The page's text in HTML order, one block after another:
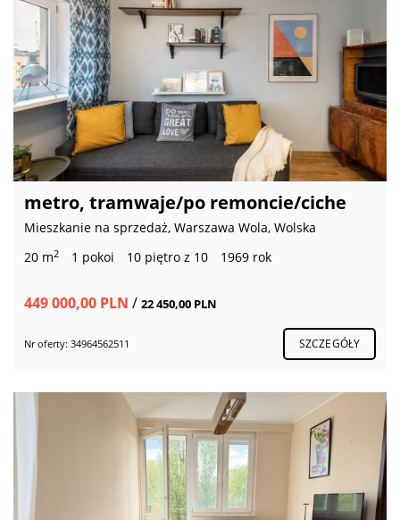
metro, tramwaje/po remoncie/ciche
Mieszkanie na sprzedaż, Warszawa Wola, Wolska
20 m2 1 pokoi 10 piętro z 10 1969 rok
449 000,00 PLN / 22 450,00 PLN
Nr oferty: 34964562511 SZCZEGÓŁY